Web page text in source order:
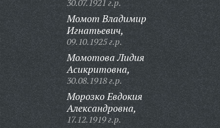
30.07.1921 г.р.
Момот Владимир
Игнатьевич,
09.10.1925 г.р.
Момотова Лидия
Асикритовна,
30.08.1918 г.р.
Морозко Евдокия
Александровна,
17.12.1919 г.р.